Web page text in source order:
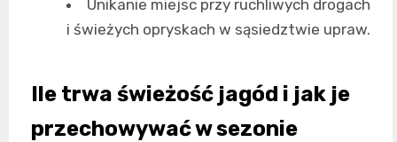
Unikanie miejsc przy ruchliwych drogach
i świeżych opryskach w sąsiedztwie upraw.
Ile trwa świeżość jagód i jak je
przechowywać w sezonie